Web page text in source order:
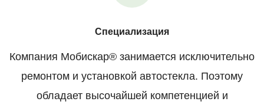
Специализация
Компания Мобискар® занимается исключительно
ремонтом и установкой автостекла. Поэтому
обладает высочайшей компетенцией и